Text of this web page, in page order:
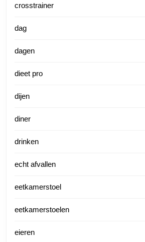
crosstrainer
dag
dagen
dieet pro
dijen
diner
drinken
echt afvallen
eetkamerstoel
eetkamerstoelen
eieren